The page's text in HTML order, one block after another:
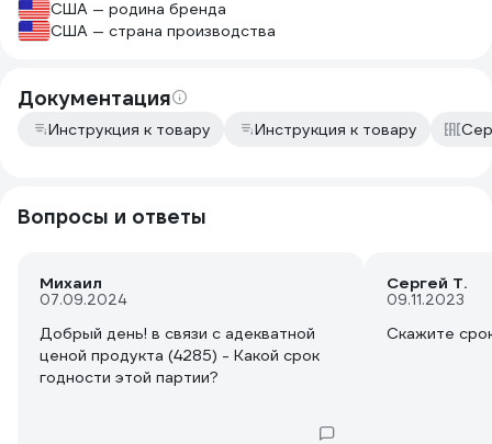
США — родина бренда
США — страна производства
Документация
Инструкция к товару Инструкция к товару
Вопросы и ответы
Михаил
07.09.2024
Добрый день! в связи с адекватной
ценой продукта (4285) - Какой срок
годности этой партии?
Сергей Т.
09.11.2023
Скажите